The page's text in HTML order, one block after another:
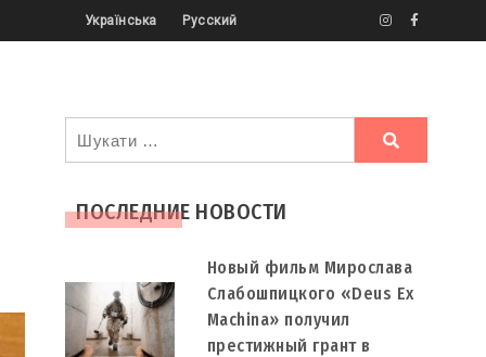
Українська Русский
Ви
шукали
ПОСЛЕДНИЕ НОВОСТИ
Новый фильм Мирослава
Слабошпицкого «Deus Ex
Machina» получил
престижный грант в